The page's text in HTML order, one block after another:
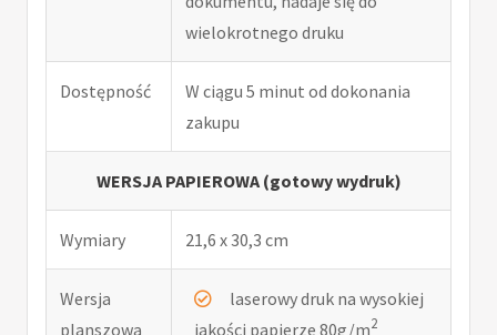
wielokrotnego druku
Dostępność
W ciągu 5 minut od dokonania
zakupu
WERSJA PAPIEROWA (gotowy wydruk)
Wymiary 21,6 x 30,3 cm
Wersja
planszowa
laserowy druk na wysokiej
jakości papierze 80g/m2